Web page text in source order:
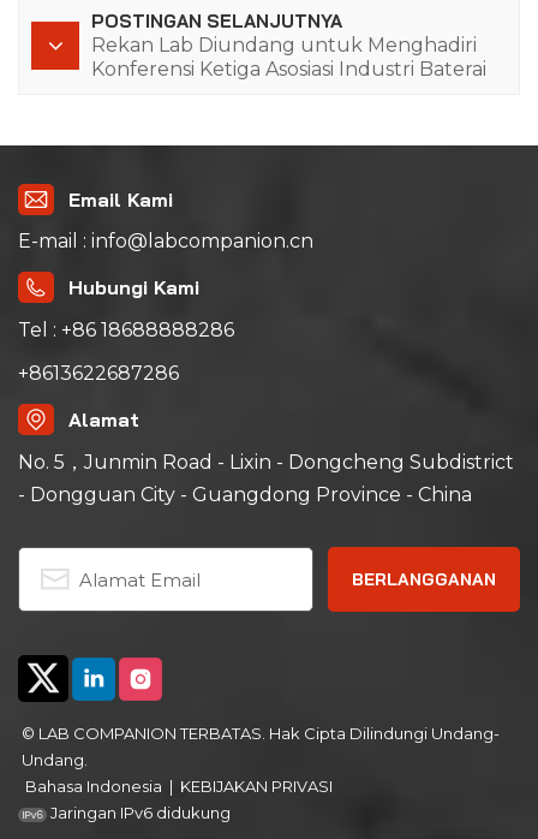
POSTINGAN SELANJUTNYA
Rekan Lab Diundang untuk Menghadiri
Konferensi Ketiga Asosiasi Industri Baterai
Email Kami
E-mail : info@labcompanion.cn
Hubungi Kami
Tel : +86 18688888286
+8613622687286
Alamat
No. 5，Junmin Road - Lixin - Dongcheng Subdistrict
- Dongguan City - Guangdong Province - China
© LAB COMPANION TERBATAS. Hak Cipta Dilindungi Undang-
Undang.
Bahasa Indonesia | KEBIJAKAN PRIVASI
Jaringan IPv6 didukung